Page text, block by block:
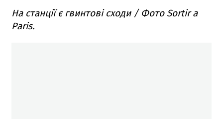
На станції є гвинтові сходи / Фото Sortir a
Paris.